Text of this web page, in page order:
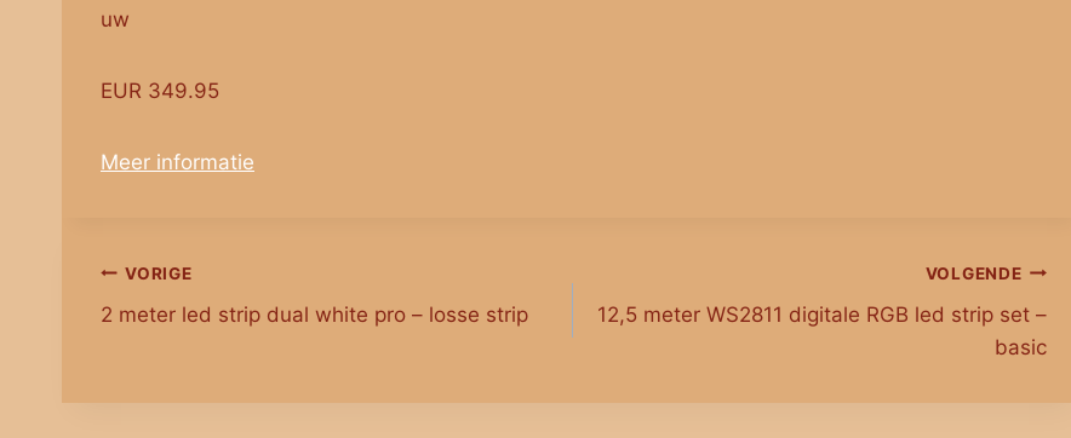
uw
EUR 349.95
Meer informatie
Bericht
navigatie
VORIGE
2 meter led strip dual white pro – losse strip
VOLGENDE
12,5 meter WS2811 digitale RGB led strip set –
basic